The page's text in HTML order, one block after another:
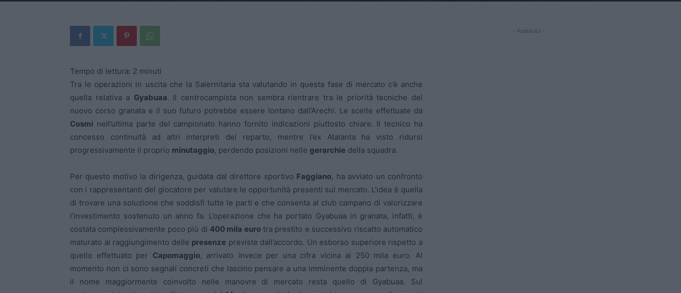
Tempo di lettura: 2 minuti
Tra le operazioni in uscita che la Salernitana sta valutando in questa fase di mercato c’è anche
quella relativa a Gyabuaa. Il centrocampista non sembra rientrare tra le priorità tecniche del
nuovo corso granata e il suo futuro potrebbe essere lontano dall’Arechi. Le scelte effettuate da
Cosmi nell’ultima parte del campionato hanno fornito indicazioni piuttosto chiare. Il tecnico ha
concesso continuità ad altri interpreti del reparto, mentre l’ex Atalanta ha visto ridursi
progressivamente il proprio minutaggio, perdendo posizioni nelle gerarchie della squadra.
Per questo motivo la dirigenza, guidata dal direttore sportivo Faggiano, ha avviato un confronto
con i rappresentanti del giocatore per valutare le opportunità presenti sul mercato. L’idea è quella
di trovare una soluzione che soddisfi tutte le parti e che consenta al club campano di valorizzare
l’investimento sostenuto un anno fa. L’operazione che ha portato Gyabuaa in granata, infatti, è
costata complessivamente poco più di 400 mila eurotra prestito e successivo riscatto automatico
maturato al raggiungimento delle presenze previste dall’accordo. Un esborso superiore rispetto a
quello effettuato per Capomaggio, arrivato invece per una cifra vicina ai 250 mila euro. Al
momento non ci sono segnali concreti che lascino pensare a una imminente doppia partenza, ma
il nome maggiormente coinvolto nelle manovre di mercato resta quello di Gyabuaa. Sul
- Pubblicità -